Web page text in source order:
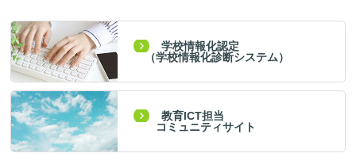
学校情報化認定
（学校情報化診断システム）
教育ICT担当
コミュニティサイト